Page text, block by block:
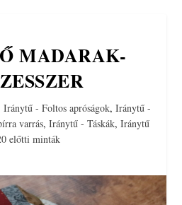
MADARAK-
Iránytű - Foltos apróságok, Iránytű -
varrás, Iránytű - Táskák, Iránytű
előtti minták